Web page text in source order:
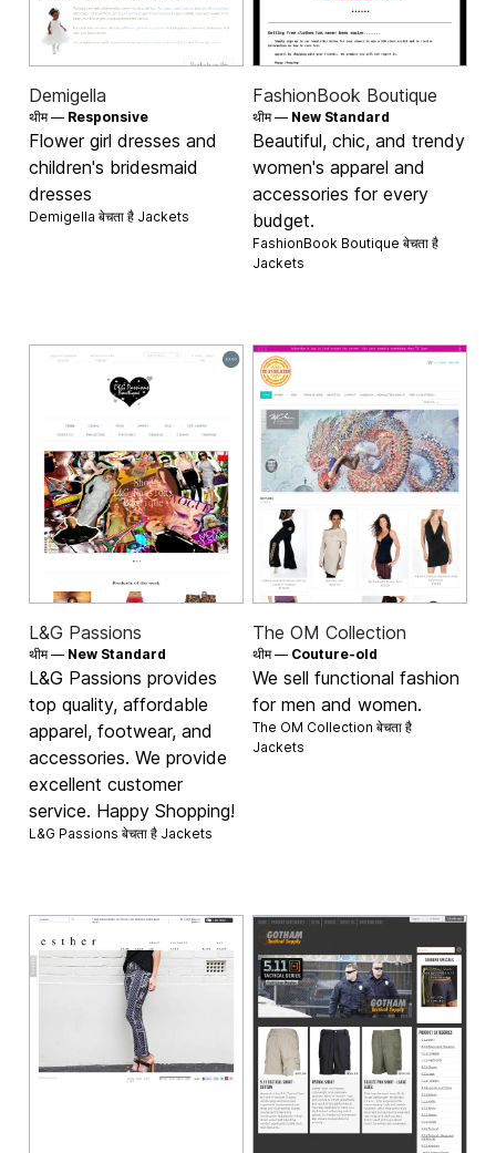
Demigella
थीम — Responsive
Flower girl dresses and
children's bridesmaid
dresses
Demigella बेचता है Jackets
FashionBook Boutique
थीम — New Standard
Beautiful, chic, and trendy
women's apparel and
accessories for every
budget.
FashionBook Boutique बेचता है
Jackets
L&G Passions
थीम — New Standard
L&G Passions provides
top quality, affordable
apparel, footwear, and
accessories. We provide
excellent customer
service. Happy Shopping!
L&G Passions बेचता है Jackets
The OM Collection
थीम — Couture-old
We sell functional fashion
for men and women.
The OM Collection बेचता है
Jackets